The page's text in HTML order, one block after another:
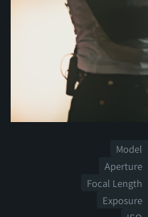
Model
Aperture
Focal Length
Exposure